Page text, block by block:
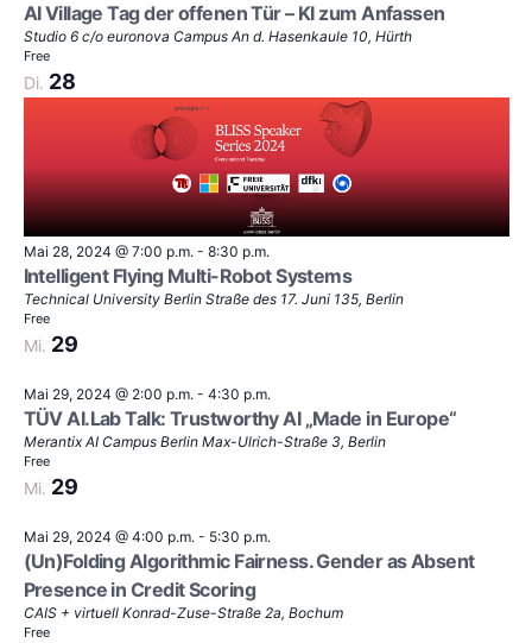
AI Village Tag der offenen Tür – KI zum Anfassen
Studio 6 c/o euronova Campus An d. Hasenkaule 10, Hürth
Free
Di. 28
Mai 28, 2024 @ 7:00 p.m. - 8:30 p.m.
Intelligent Flying Multi-Robot Systems
Technical University Berlin Straße des 17. Juni 135, Berlin
Free
Mi. 29
Mai 29, 2024 @ 2:00 p.m. - 4:30 p.m.
TÜV AI.Lab Talk: Trustworthy AI „Made in Europe“
Merantix AI Campus Berlin Max-Ulrich-Straße 3, Berlin
Free
Mi. 29
Mai 29, 2024 @ 4:00 p.m. - 5:30 p.m.
(Un)Folding Algorithmic Fairness. Gender as Absent
Presence in Credit Scoring
CAIS + virtuell Konrad-Zuse-Straße 2a, Bochum
Free